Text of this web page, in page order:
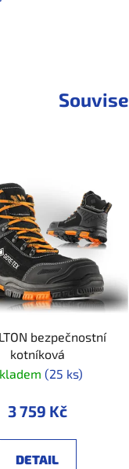
bezpečnostní
kotníková
(25 ks)
3 759 Kč
DETAIL